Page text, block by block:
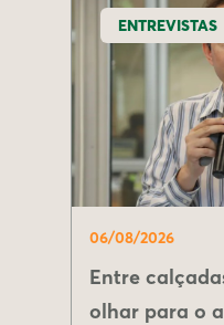
ENTREVISTAS
06/08/2026
Entre
olhar para o